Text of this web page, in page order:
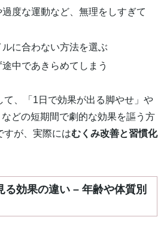
度な運動など、無理をしすぎて
に合わない方法を選ぶ
中であきらめてしまう
て、「1日で効果が出る脚やせ」や
などの短期間で劇的な効果を謳う方
すが、実際にはむくみ改善と習慣化
る効果の違い – 年齢や体質別